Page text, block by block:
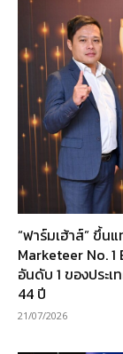
“ฟาร์มเฮ้าส์” ขึ้น
Marketeer No.
อันดับ 1 ของประ
44 ปี
21/07/2026